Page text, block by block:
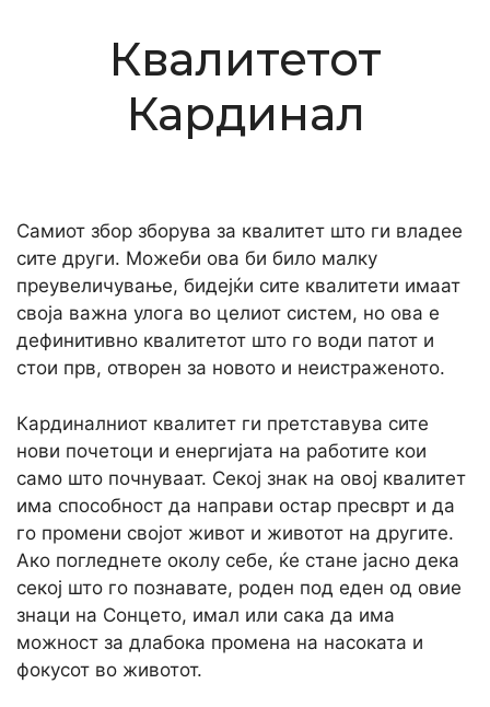
Квалитетот
Кардинал
Самиот збор зборува за квалитет што ги владее
сите други. Можеби ова би било малку
преувеличување, бидејќи сите квалитети имаат
своја важна улога во целиот систем, но ова е
дефинитивно квалитетот што го води патот и
стои прв, отворен за новото и неистраженото.
Кардиналниот квалитет ги претставува сите
нови почетоци и енергијата на работите кои
само што почнуваат. Секој знак на овој квалитет
има способност да направи остар пресврт и да
го промени својот живот и животот на другите.
Ако погледнете околу себе, ќе стане јасно дека
секој што го познавате, роден под еден од овие
знаци на Сонцето, имал или сака да има
можност за длабока промена на насоката и
фокусот во животот.